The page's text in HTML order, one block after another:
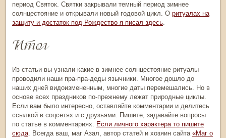
период Святок. Святки закрывали темный период зимнее
солнцестояние и открывали новый годовой цикл. О ритуалах на
защиту и достаток под Рождество я писал здесь.
Итог
Из статьи вы узнали какие в зимнее солнцестояние ритуалы
проводили наши пра-пра-деды язычники. Многое дошло до
наших дней видоизмененным, многие даты перемешались. Но в
основе всех праздников по-прежнему лежат природные циклы.
Если вам было интересно, оставляйте комментарии и делитесь
ссылкой в соцсетях и с друзьями. Пишите, задавайте вопросы
по статье в комментариях. Если личного характера то пишите
сюда. Всегда ваш, маг Азал, автор статей и хозяин сайта «Маг о